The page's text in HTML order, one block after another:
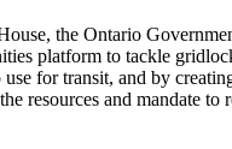
the Ontario
platform to tackle
for transit, and by
resources and mandate to